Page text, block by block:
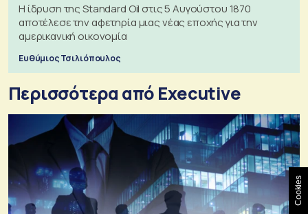
Η ίδρυση της Standard Oil στις 5 Αυγούστου 1870
αποτέλεσε την αφετηρία μιας νέας εποχής για την
αμερικανική οικονομία
Ευθύμιος Τσιλιόπουλος
Περισσότερα από Executive
Cookies